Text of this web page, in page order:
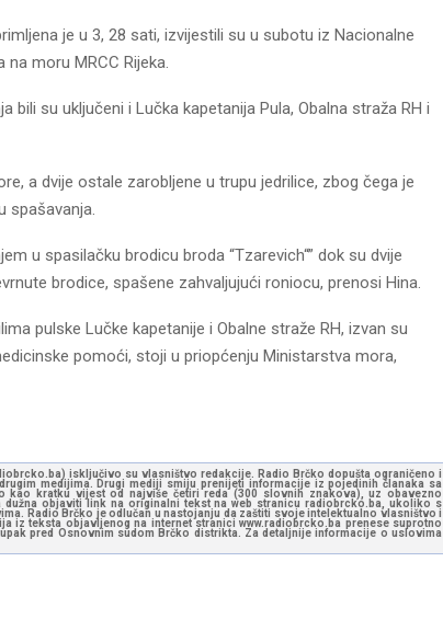
je u 3, 28 sati, izvijestili su u subotu iz Nacionalne
moru MRCC Rijeka.
bili su uključeni i Lučka kapetanija Pula, Obalna straža RH i
a dvije ostale zarobljene u trupu jedrilice, zbog čega je
spašavanja.
u spasilačku brodicu broda “Tzarevich“” dok su dvije
brodice, spašene zahvaljujući roniocu, prenosi Hina.
pulske Lučke kapetanije i Obalne straže RH, izvan su
pomoći, stoji u priopćenju Ministarstva mora,
isključivo su vlasništvo redakcije. Radio Brčko dopušta ograničeno i
medijima. Drugi mediji smiju prenijeti informacije iz pojedinih članaka sa
kao kratku vijest od najviše četiri reda (300 slovnih znakova), uz obavezno
objaviti link na originalni tekst na web stranicu radiobrcko.ba, ukoliko s
Radio Brčko je odlučan u nastojanju da zaštiti svoje intelektualno vlasništvo i
teksta objavljenog na internet stranici www.radiobrcko.ba prenese suprotno
pred Osnovnim sudom Brčko distrikta. Za detaljnije informacije o uslovima